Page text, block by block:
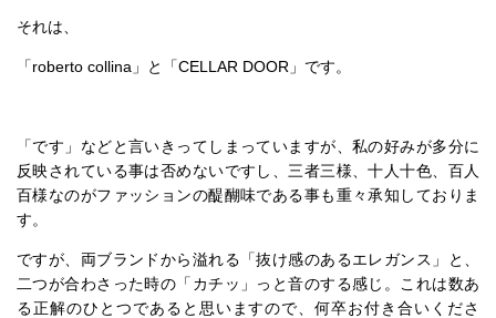
それは、
「roberto collina」と「CELLAR DOOR」です。
「です」などと言いきってしまっていますが、私の好みが多分に
反映されている事は否めないですし、三者三様、十人十色、百人
百様なのがファッションの醍醐味である事も重々承知しておりま
す。
ですが、両ブランドから溢れる「抜け感のあるエレガンス」と、
二つが合わさった時の「カチッ」っと音のする感じ。これは数あ
る正解のひとつであると思いますので、何卒お付き合いくださ